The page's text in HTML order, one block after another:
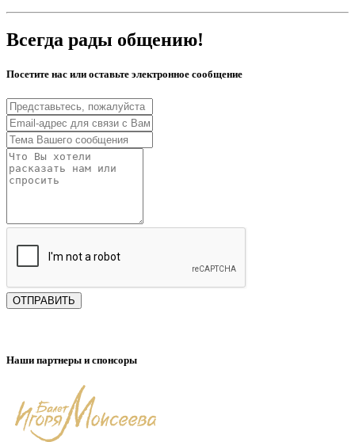
Всегда рады общению!
Посетите нас или оставьте электронное сообщение
ОТПРАВИТЬ
Наши партнеры и спонсоры